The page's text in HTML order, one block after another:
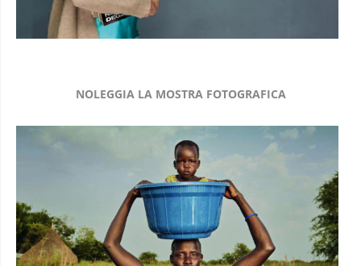
NOLEGGIA LA MOSTRA FOTOGRAFICA